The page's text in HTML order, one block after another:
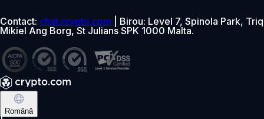
Contact: chat.crypto.com | Birou: Level 7, Spinola Park, Triq
Mikiel Ang Borg, St Julians SPK 1000 Malta.
Română